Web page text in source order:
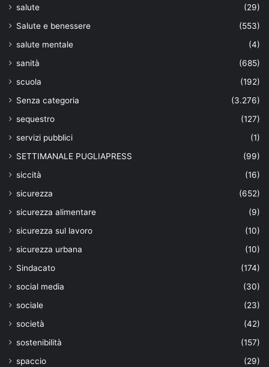
salute
(29)
Salute e benessere
(553)
salute mentale
(4)
sanità
(685)
scuola
(192)
Senza categoria
(3.276)
sequestro
(127)
servizi pubblici
(1)
SETTIMANALE PUGLIAPRESS
(99)
siccità
(16)
sicurezza
(652)
sicurezza alimentare
(9)
sicurezza sul lavoro
(10)
sicurezza urbana
(10)
Sindacato
(174)
social media
(30)
sociale
(23)
società
(42)
sostenibilità
(157)
spaccio
(29)